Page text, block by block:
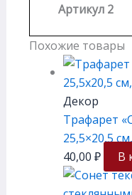
Артикул 2
Похожие товары
Декор
Трафарет
25,5×20,5
40,00 ₽ В